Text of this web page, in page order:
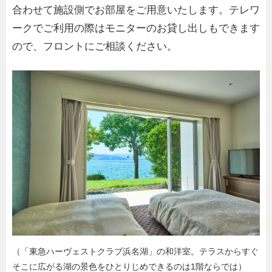
合わせて施設側でお部屋をご用意いたします。テレワ
ークでご利用の際はモニターのお貸し出しもできます
ので、フロントにご相談ください。
（「東急ハーヴェストクラブ浜名湖」の和洋室。テラスからすぐ
そこに広がる湖の景色をひとりじめできるのは1階ならでは）